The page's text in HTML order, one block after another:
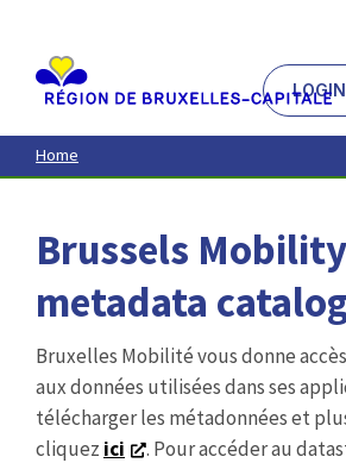
contenu
principal
LOGIN
Home
Brussels Mobility
metadata
Bruxelles Mobilité vous donne
aux données utilisées dans ses
télécharger les métadonnées et
cliquez ici
. Pour accéder au